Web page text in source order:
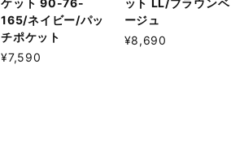
ケット 90-76-
165/ネイビー/パッ
チポケット
¥7,590
ット LL/ブラウンベ
ージュ
¥8,690